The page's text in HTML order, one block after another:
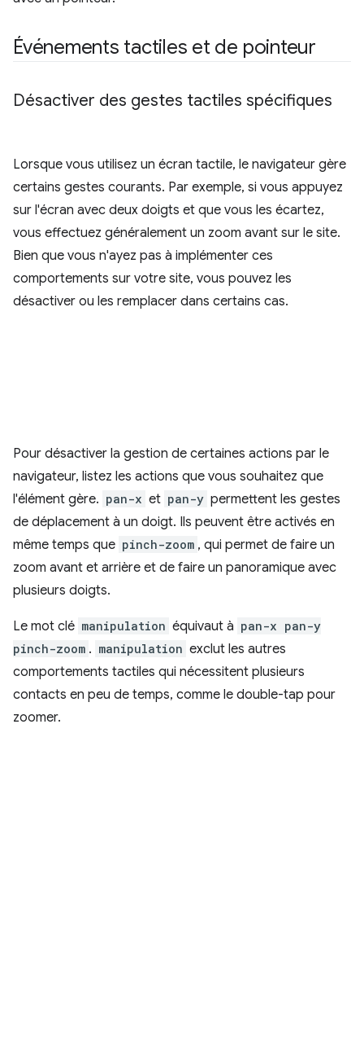
Événements tactiles et de pointeur
Désactiver des gestes tactiles spécifiques
Lorsque vous utilisez un écran tactile, le navigateur gère
certains gestes courants. Par exemple, si vous appuyez
sur l'écran avec deux doigts et que vous les écartez,
vous effectuez généralement un zoom avant sur le site.
Bien que vous n'ayez pas à implémenter ces
comportements sur votre site, vous pouvez les
désactiver ou les remplacer dans certains cas.
Pour désactiver la gestion de certaines actions par le
navigateur, listez les actions que vous souhaitez que
l'élément gère. pan-x et pan-y permettent les gestes
de déplacement à un doigt. Ils peuvent être activés en
même temps que pinch-zoom , qui permet de faire un
zoom avant et arrière et de faire un panoramique avec
plusieurs doigts.
Le mot clé manipulation équivaut à pan-x pan-y
pinch-zoom . manipulation exclut les autres
comportements tactiles qui nécessitent plusieurs
contacts en peu de temps, comme le double-tap pour
zoomer.